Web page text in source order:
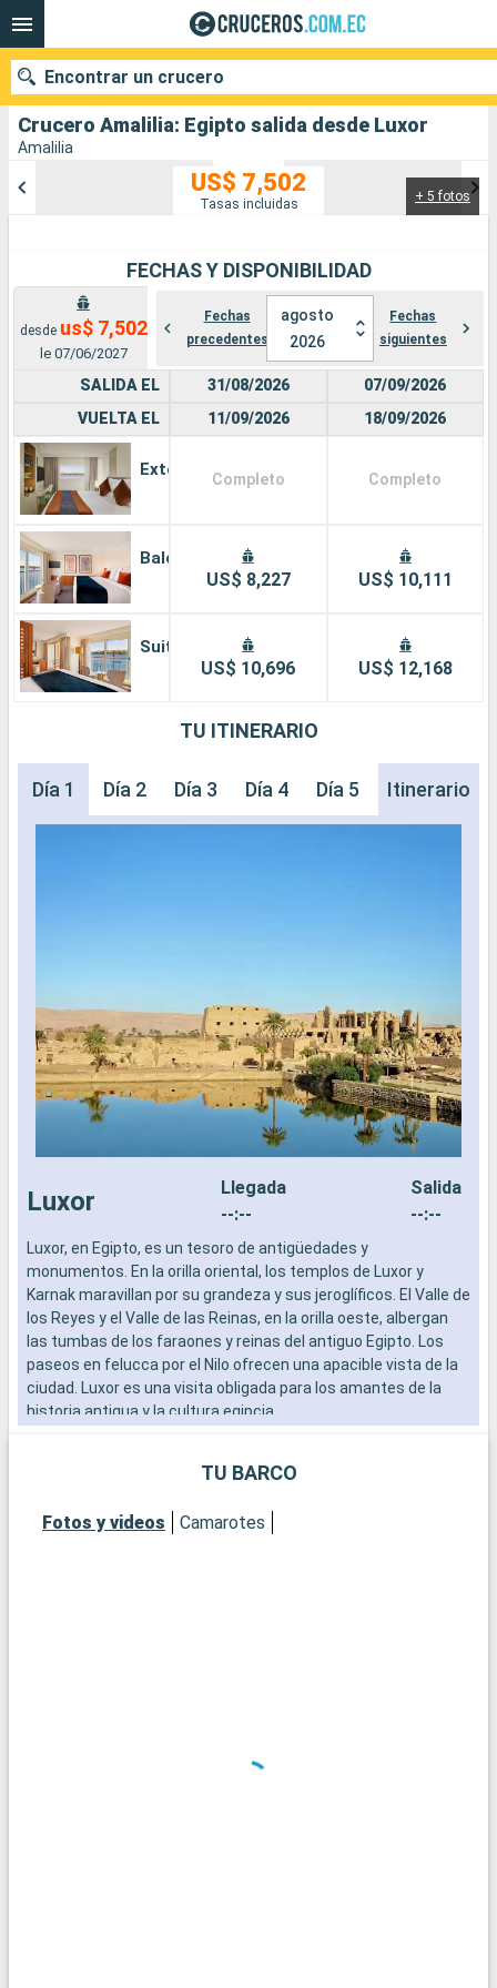
Crucero Amalilia: Egipto salida desde Luxor
Amalilia
+ 5 fotos
US$ 7,502
Tasas incluidas
FECHAS Y DISPONIBILIDAD
desde us$ 7,502
le 07/06/2027
Fechas
precedentes
agosto
2026
Fechas
siguientes
SALIDA EL
VUELTA EL
Exterior
Balcón
Suite
31/08/2026
11/09/2026
Completo
US$ 8,227
US$ 10,696
07/09/2026
18/09/2026
Completo
US$ 10,111
US$ 12,168
TU ITINERARIO
Día 1 Día 2 Día 3 Día 4 Día 5 Día 6 Día
Itinerario
Luxor
Llegada
--:--
Salida
--:--
Luxor, en Egipto, es un tesoro de antigüedades y
monumentos. En la orilla oriental, los templos de Luxor y
Karnak maravillan por su grandeza y sus jeroglíficos. El Valle de
los Reyes y el Valle de las Reinas, en la orilla oeste, albergan
las tumbas de los faraones y reinas del antiguo Egipto. Los
paseos en felucca por el Nilo ofrecen una apacible vista de la
ciudad. Luxor es una visita obligada para los amantes de la
historia antigua y la cultura egipcia.
TU BARCO
Fotos y videos Camarotes
Encontrar un crucero
Puertos Compañías
Buscar